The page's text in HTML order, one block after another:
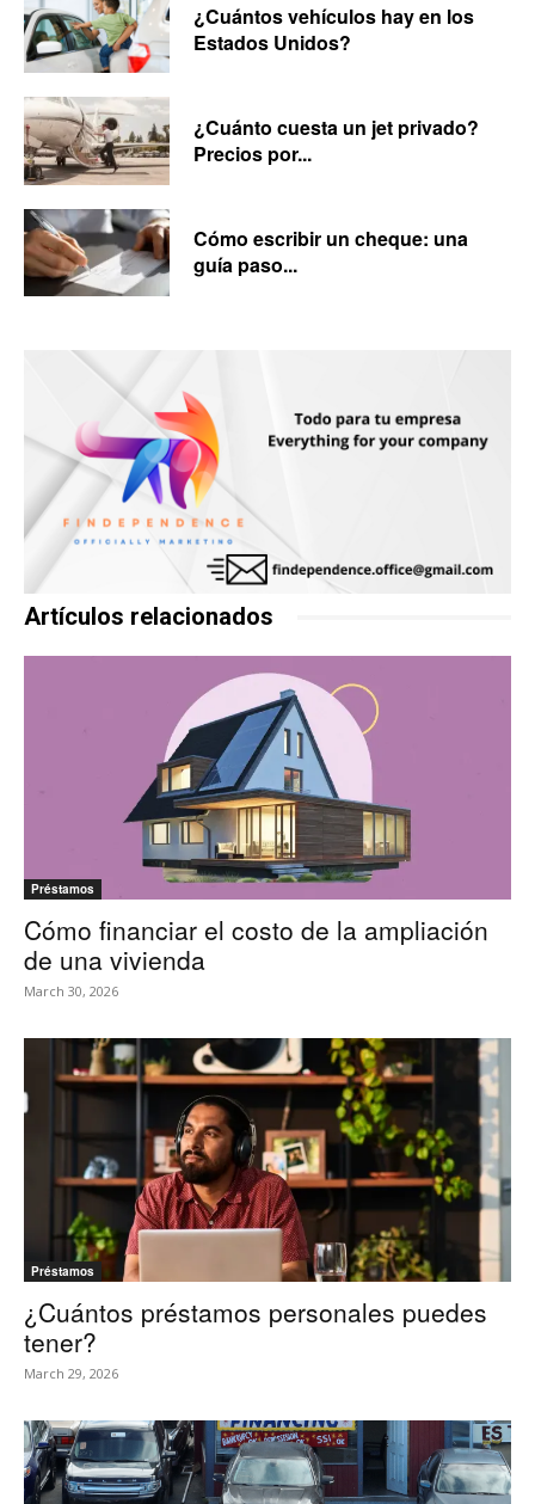
¿Cuántos vehículos hay en los
Estados Unidos?
¿Cuánto cuesta un jet privado?
Precios por...
Cómo escribir un cheque: una
guía paso...
Artículos relacionados
Préstamos
Cómo financiar el costo de la ampliación
de una vivienda
March 30, 2026
Préstamos
¿Cuántos préstamos personales puedes
tener?
March 29, 2026